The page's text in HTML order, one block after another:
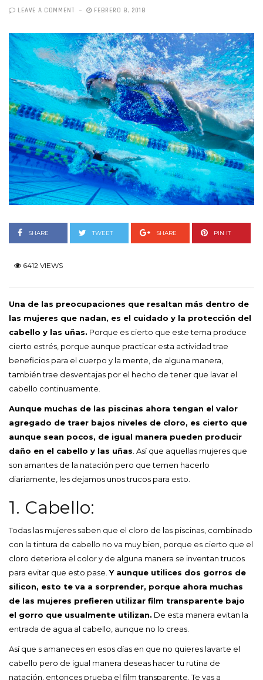
LEAVE A COMMENT FEBRERO 8, 2018
SHARE TWEET SHARE PIN IT
6412 VIEWS
Una de las preocupaciones que resaltan más dentro de
las mujeres que nadan, es el cuidado y la protección del
cabello y las uñas. Porque es cierto que este tema produce
cierto estrés, porque aunque practicar esta actividad trae
beneficios para el cuerpo y la mente, de alguna manera,
también trae desventajas por el hecho de tener que lavar el
cabello continuamente.
Aunque muchas de las piscinas ahora tengan el valor
agregado de traer bajos niveles de cloro, es cierto que
aunque sean pocos, de igual manera pueden producir
daño en el cabello y las uñas . Así que aquellas mujeres que
son amantes de la natación pero que temen hacerlo
diariamente, les dejamos unos trucos para esto.
1. Cabello:
Todas las mujeres saben que el cloro de las piscinas, combinado
con la tintura de cabello no va muy bien, porque es cierto que el
cloro deteriora el color y de alguna manera se inventan trucos
para evitar que esto pase.Y aunque utilices dos gorros de
silicon, esto te va a sorprender, porque ahora muchas
de las mujeres prefieren utilizar film transparente bajo
el gorro que usualmente utilizan. De esta manera evitan la
entrada de agua al cabello, aunque no lo creas.
Así que s amaneces en esos días en que no quieres lavarte el
cabello pero de igual manera deseas hacer tu rutina de
natación, entonces prueba el film transparente. Te vas a